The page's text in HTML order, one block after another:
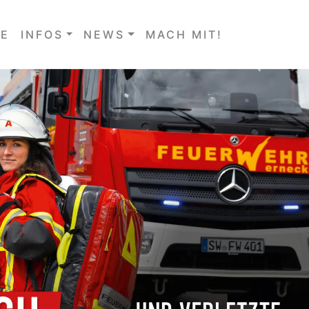
INFOS NEWS MACH MIT!